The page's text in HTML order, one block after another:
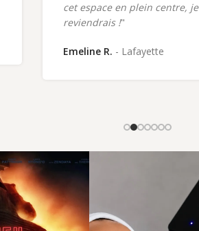
cet espace en plein centre, je
reviendrais !"
Emeline R. Lafayette